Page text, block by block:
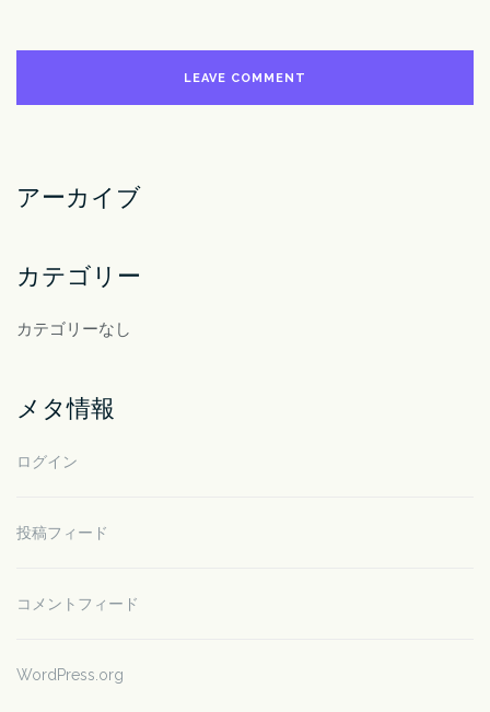
アーカイブ
カテゴリー
カテゴリーなし
メタ情報
ログイン
投稿フィード
コメントフィード
WordPress.org